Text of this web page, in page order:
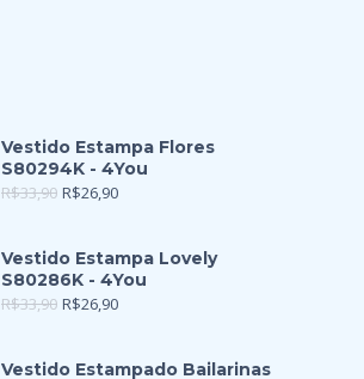
Vestido Estampa Flores
S80294K - 4You
R$33,90 R$26,90
Vestido Estampa Lovely
S80286K - 4You
R$33,90 R$26,90
Vestido Estampado Bailarinas